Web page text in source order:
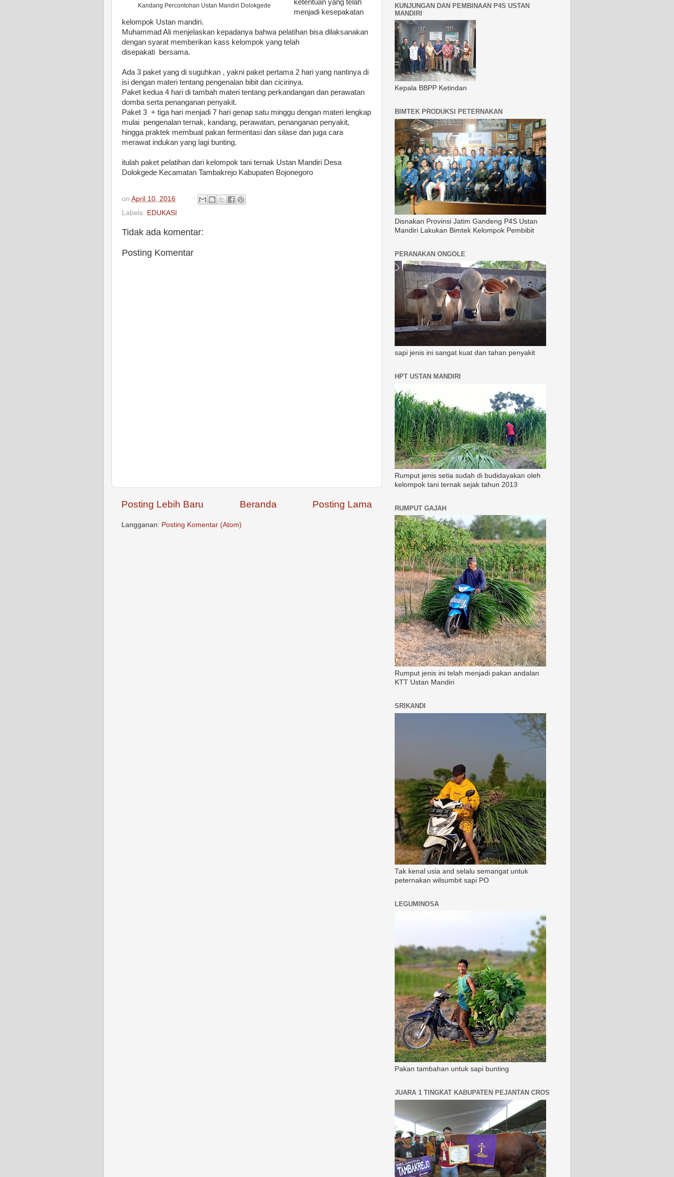
Kandang Percontohan Ustan Mandiri Dolokgede
ketentuan yang telah
menjadi kesepakatan
kelompok Ustan mandiri.
Muhammad Ali menjelaskan kepadanya bahwa pelatihan bisa dilaksanakan
dengan syarat memberikan kass kelompok yang telah
disepakati bersama.
Ada 3 paket yang di suguhkan , yakni paket pertama 2 hari yang nantinya di
isi dengan materi tentang pengenalan bibit dan cicirinya.
Paket kedua 4 hari di tambah materi tentang perkandangan dan perawatan
domba serta penanganan penyakit.
Paket 3 + tiga hari menjadi 7 hari genap satu minggu dengan materi lengkap
mulai pengenalan ternak, kandang, perawatan, penanganan penyakit,
hingga praktek membuat pakan fermentasi dan silase dan juga cara
merawat indukan yang lagi bunting.
itulah paket pelatihan dari kelompok tani ternak Ustan Mandiri Desa
Dolokgede Kecamatan Tambakrejo Kabupaten Bojonegoro
on April 10, 2016
Labels: EDUKASI
Tidak ada komentar:
Posting Komentar
Posting Lebih Baru Posting Lama
Beranda
Langganan: Posting Komentar (Atom)
KUNJUNGAN DAN PEMBINAAN P4S USTAN
MANDIRI
Kepala BBPP Ketindan
BIMTEK PRODUKSI PETERNAKAN
Disnakan Provinsi Jatim Gandeng P4S Ustan
Mandiri Lakukan Bimtek Kelompok Pembibit
PERANAKAN ONGOLE
sapi jenis ini sangat kuat dan tahan penyakit
HPT USTAN MANDIRI
Rumput jenis setia sudah di budidayakan oleh
kelompok tani ternak sejak tahun 2013
RUMPUT GAJAH
Rumput jenis ini telah menjadi pakan andalan
KTT Ustan Mandiri
SRIKANDI
Tak kenal usia and selalu semangat untuk
peternakan wilsumbit sapi PO
LEGUMINOSA
Pakan tambahan untuk sapi bunting
JUARA 1 TINGKAT KABUPATEN PEJANTAN CROS